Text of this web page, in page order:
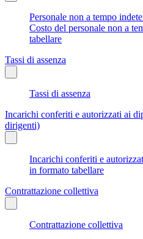
Personale non a tempo
Costo del personale non a
tabellare
Tassi di assenza
Tassi di assenza
Incarichi conferiti e autorizzati ai
dirigenti)
Incarichi conferiti e
in formato tabellare
Contrattazione collettiva
Contrattazione collettiva